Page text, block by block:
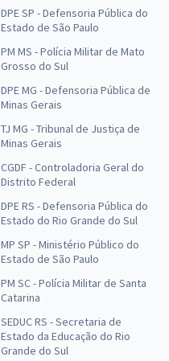
DPE SP - Defensoria Pública do
Estado de São Paulo
PM MS - Polícia Militar de Mato
Grosso do Sul
DPE MG - Defensoria Pública de
Minas Gerais
TJ MG - Tribunal de Justiça de
Minas Gerais
CGDF - Controladoria Geral do
Distrito Federal
DPE RS - Defensoria Pública do
Estado do Rio Grande do Sul
MP SP - Ministério Público do
Estado de São Paulo
PM SC - Polícia Militar de Santa
Catarina
SEDUC RS - Secretaria de
Estado da Educação do Rio
Grande do Sul